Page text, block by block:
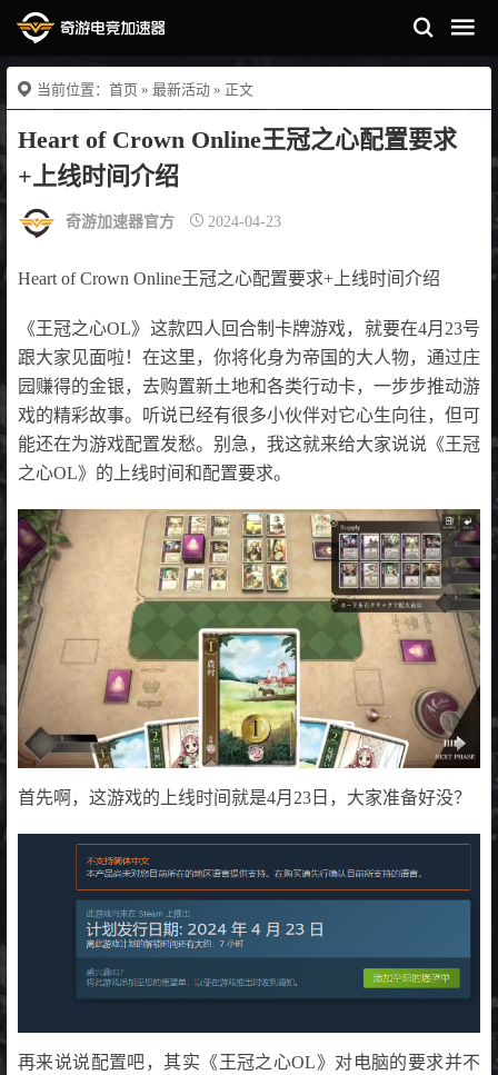
当前位置： 首页 » 最新活动 » 正文
Heart of Crown Online王冠之心配置要求
+上线时间介绍
奇游加速器官方 2024-04-23
Heart of Crown Online王冠之心配置要求+上线时间介绍
《王冠之心OL》这款四人回合制卡牌游戏，就要在4月23号
跟大家见面啦！在这里，你将化身为帝国的大人物，通过庄
园赚得的金银，去购置新土地和各类行动卡，一步步推动游
戏的精彩故事。听说已经有很多小伙伴对它心生向往，但可
能还在为游戏配置发愁。别急，我这就来给大家说说《王冠
之心OL》的上线时间和配置要求。
首先啊，这游戏的上线时间就是4月23日，大家准备好没？
再来说说配置吧，其实《王冠之心OL》对电脑的要求并不